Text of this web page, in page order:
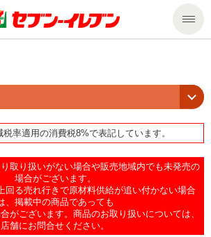
ン
率適用の消費税8%で表記しています。
取り扱いがない場合や販売地域内でも未発売の
場合がございます。
回る売れ行きで原材料供給が追い付かない場合
、掲載中の商品であっても
がございます。商品のお取り扱いについては、
店舗にお問合せください。